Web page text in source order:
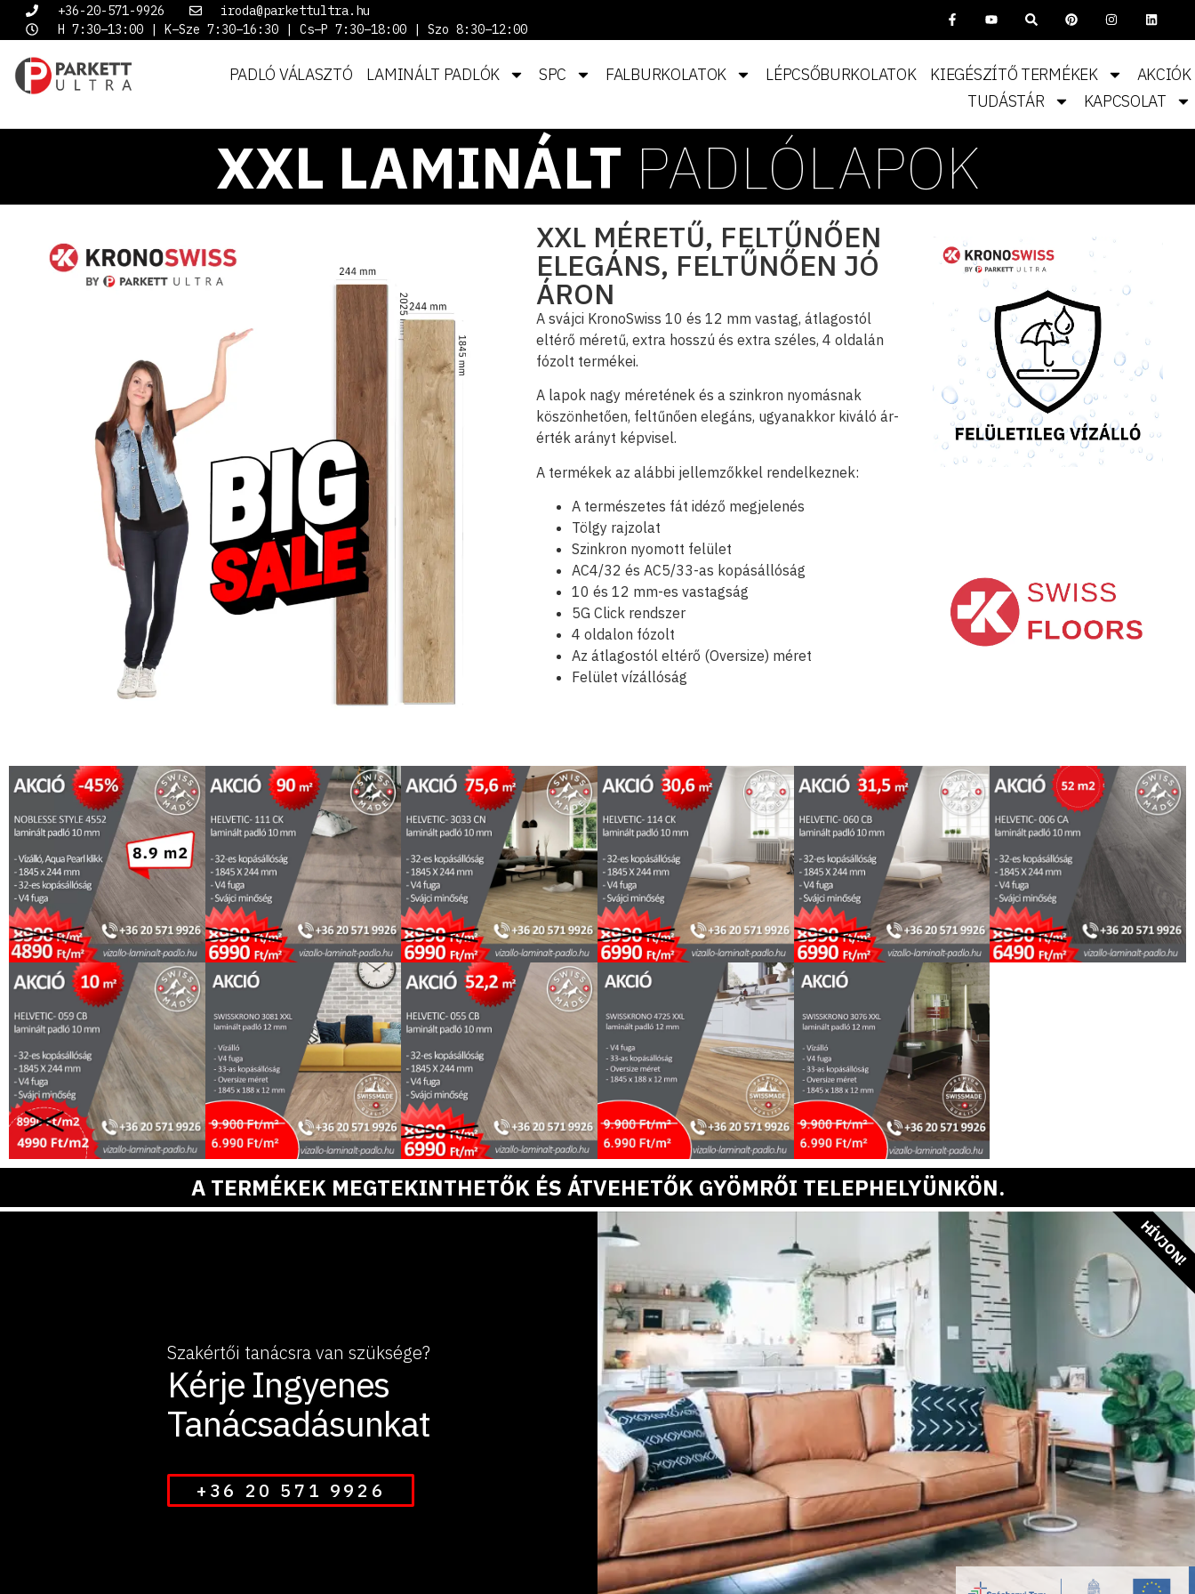
+36-20-571-9926
iroda@parkettultra.hu
H 7:30–13:00 | K–Sze 7:30–16:30 | Cs–P 7:30–18:00 | Szo 8:30–12:00
PADLÓ VÁLASZTÓ LAMINÁLT PADLÓK SPC FALBURKOLATOK LÉPCSŐBURKOLATOK KIEGÉSZÍTŐ TERMÉKEK
AKCIÓK
TUDÁSTÁR
KAPCSOLAT
XXL LAMINÁLT PADLÓLAPOK
XXL MÉRETŰ, FELTŰNŐEN
ELEGÁNS, FELTŰNŐEN JÓ
ÁRON
A svájci KronoSwiss 10 és 12 mm vastag, átlagostól
eltérő méretű, extra hosszú és extra széles, 4 oldalán
fózolt termékei.
A lapok nagy méretének és a szinkron nyomásnak
köszönhetően, feltűnően elegáns, ugyanakkor kiváló ár-
érték arányt képvisel.
A termékek az alábbi jellemzőkkel rendelkeznek:
A természetes fát idéző megjelenés
Tölgy rajzolat
Szinkron nyomott felület
AC4/32 és AC5/33-as kopásállóság
10 és 12 mm-es vastagság
5G Click rendszer
4 oldalon fózolt
Az átlagostól eltérő (Oversize) méret
Felület vízállóság
A TERMÉKEK MEGTEKINTHETŐK ÉS ÁTVEHETŐK GYÖMRŐI TELEPHELYÜNKÖN.
Szakértői tanácsra van szüksége?
Kérje Ingyenes
Tanácsadásunkat
+36 20 571 9926
HÍVJON!